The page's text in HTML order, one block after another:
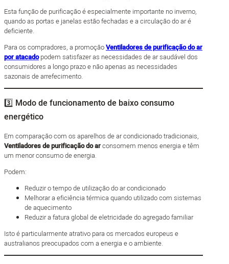
Esta função de purificação é especialmente importante no inverno,
quando as portas e janelas estão fechadas e a circulação do ar é
deficiente.
Para os compradores, a promoçãoVentiladores de purificação do ar
por atacadopodem satisfazer as necessidades de ar saudável dos
consumidores a longo prazo e não apenas as necessidades
sazonais de arrefecimento.
3️⃣ Modo de funcionamento de baixo consumo
energético
Em comparação com os aparelhos de ar condicionado tradicionais,
Ventiladores de purificação do arconsomem menos energia e têm
um menor consumo de energia.
Podem:
Reduzir o tempo de utilização do ar condicionado
Melhorar a eficiência térmica quando utilizado com sistemas
de aquecimento
Reduzir a fatura global de eletricidade do agregado familiar
Isto é particularmente atrativo para os mercados europeus e
australianos preocupados com a energia e o ambiente.